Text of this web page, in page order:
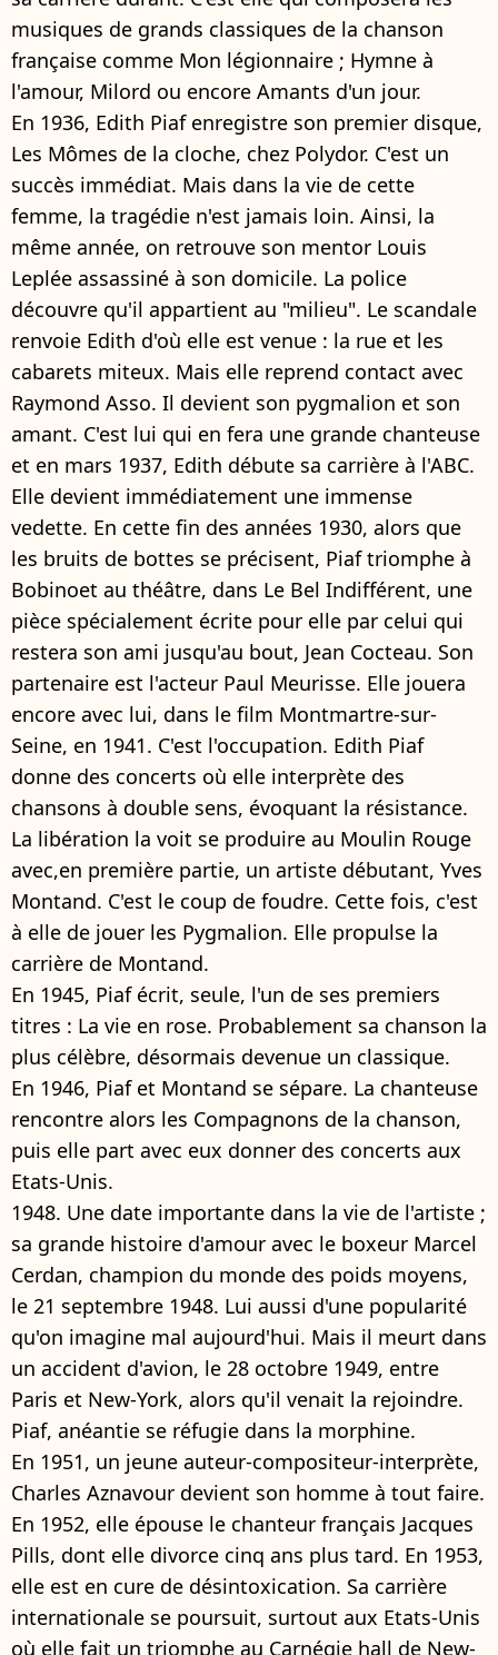
musiques de grands classiques de la chanson
française comme Mon légionnaire ; Hymne à
l'amour, Milord ou encore Amants d'un jour.
En 1936, Edith Piaf enregistre son premier disque,
Les Mômes de la cloche, chez Polydor. C'est un
succès immédiat. Mais dans la vie de cette
femme, la tragédie n'est jamais loin. Ainsi, la
même année, on retrouve son mentor Louis
Leplée assassiné à son domicile. La police
découvre qu'il appartient au "milieu". Le scandale
renvoie Edith d'où elle est venue : la rue et les
cabarets miteux. Mais elle reprend contact avec
Raymond Asso. Il devient son pygmalion et son
amant. C'est lui qui en fera une grande chanteuse
et en mars 1937, Edith débute sa carrière à l'ABC.
Elle devient immédiatement une immense
vedette. En cette fin des années 1930, alors que
les bruits de bottes se précisent, Piaf triomphe à
Bobinoet au théâtre, dans Le Bel Indifférent, une
pièce spécialement écrite pour elle par celui qui
restera son ami jusqu'au bout, Jean Cocteau. Son
partenaire est l'acteur Paul Meurisse. Elle jouera
encore avec lui, dans le film Montmartre-sur-
Seine, en 1941. C'est l'occupation. Edith Piaf
donne des concerts où elle interprète des
chansons à double sens, évoquant la résistance.
La libération la voit se produire au Moulin Rouge
avec,en première partie, un artiste débutant, Yves
Montand. C'est le coup de foudre. Cette fois, c'est
à elle de jouer les Pygmalion. Elle propulse la
carrière de Montand.
En 1945, Piaf écrit, seule, l'un de ses premiers
titres : La vie en rose. Probablement sa chanson la
plus célèbre, désormais devenue un classique.
En 1946, Piaf et Montand se sépare. La chanteuse
rencontre alors les Compagnons de la chanson,
puis elle part avec eux donner des concerts aux
Etats-Unis.
1948. Une date importante dans la vie de l'artiste ;
sa grande histoire d'amour avec le boxeur Marcel
Cerdan, champion du monde des poids moyens,
le 21 septembre 1948. Lui aussi d'une popularité
qu'on imagine mal aujourd'hui. Mais il meurt dans
un accident d'avion, le 28 octobre 1949, entre
Paris et New-York, alors qu'il venait la rejoindre.
Piaf, anéantie se réfugie dans la morphine.
En 1951, un jeune auteur-compositeur-interprète,
Charles Aznavour devient son homme à tout faire.
En 1952, elle épouse le chanteur français Jacques
Pills, dont elle divorce cinq ans plus tard. En 1953,
elle est en cure de désintoxication. Sa carrière
internationale se poursuit, surtout aux Etats-Unis
où elle fait un triomphe au Carnégie hall de New-